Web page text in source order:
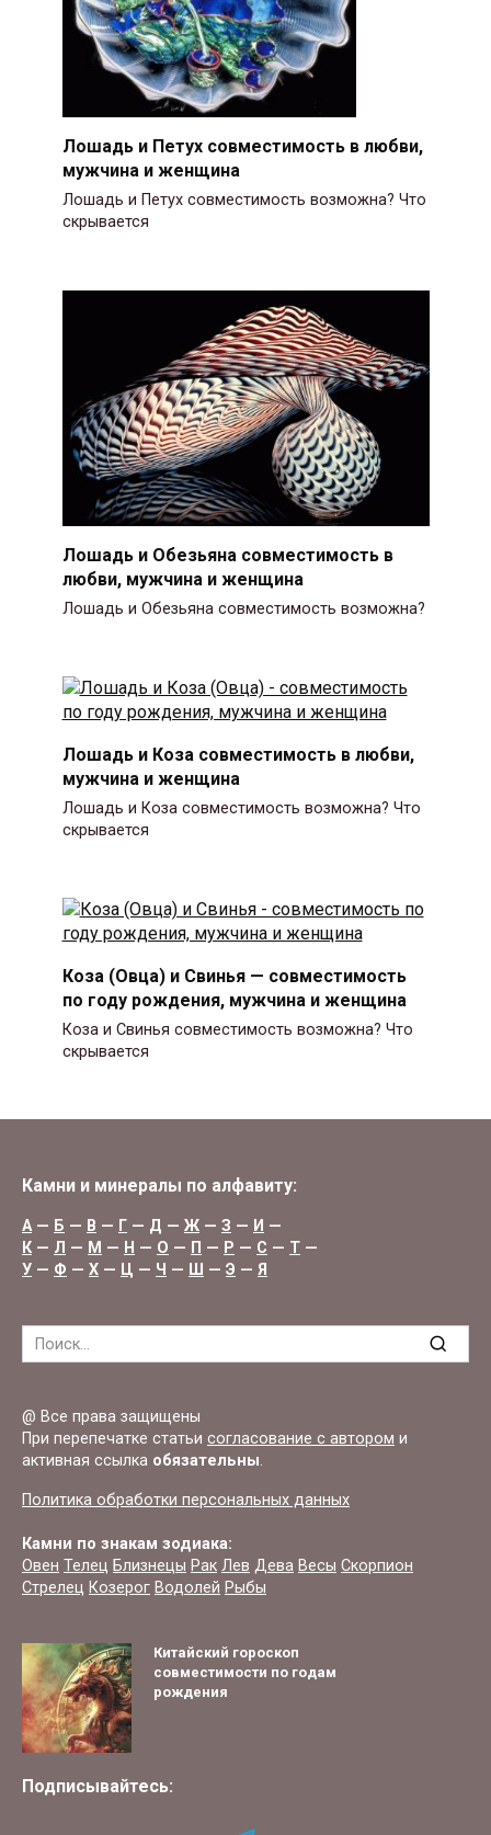
Лошадь и Петух совместимость в любви,
мужчина и женщина
Лошадь и Петух совместимость возможна? Что
скрывается
Лошадь и Обезьяна совместимость в
любви, мужчина и женщина
Лошадь и Обезьяна совместимость возможна?
Лошадь и Коза совместимость в любви,
мужчина и женщина
Лошадь и Коза совместимость возможна? Что
скрывается
Коза (Овца) и Свинья — совместимость
по году рождения, мужчина и женщина
Коза и Свинья совместимость возможна? Что
скрывается
Камни и минералы по алфавиту:
А— Б — В — Г — Д — Ж — З — И —
К — Л — М — Н — О — П — Р — С — Т —
У — Ф — Х — Ц — Ч — Ш — Э — Я
Search
@ Все права защищены
При перепечатке статьи согласование с автором и
активная ссылка обязательны.
Политика обработки персональных данных
Камни по знакам зодиака:
Овен Телец Близнецы Рак Лев Дева Весы Скорпион
Стрелец Козерог Водолей Рыбы
Китайский гороскоп
совместимости по годам
рождения
Подписывайтесь: